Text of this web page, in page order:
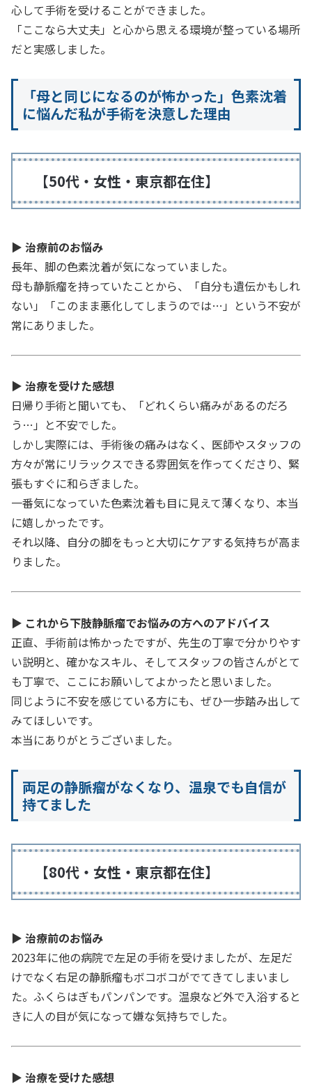
心して手術を受けることができました。
「ここなら大丈夫」と心から思える環境が整っている場所
だと実感しました。
「母と同じになるのが怖かった」色素沈着
に悩んだ私が手術を決意した理由
【50代・女性・東京都在住】
▶ 治療前のお悩み
長年、脚の色素沈着が気になっていました。
母も静脈瘤を持っていたことから、「自分も遺伝かもしれ
ない」「このまま悪化してしまうのでは…」という不安が
常にありました。
▶ 治療を受けた感想
日帰り手術と聞いても、「どれくらい痛みがあるのだろ
う…」と不安でした。
しかし実際には、手術後の痛みはなく、医師やスタッフの
方々が常にリラックスできる雰囲気を作ってくださり、緊
張もすぐに和らぎました。
一番気になっていた色素沈着も目に見えて薄くなり、本当
に嬉しかったです。
それ以降、自分の脚をもっと大切にケアする気持ちが高ま
りました。
▶ これから下肢静脈瘤でお悩みの方へのアドバイス
正直、手術前は怖かったですが、先生の丁寧で分かりやす
い説明と、確かなスキル、そしてスタッフの皆さんがとて
も丁寧で、ここにお願いしてよかったと思いました。
同じように不安を感じている方にも、ぜひ一歩踏み出して
みてほしいです。
本当にありがとうございました。
両足の静脈瘤がなくなり、温泉でも自信が
持てました
【80代・女性・東京都在住】
▶ 治療前のお悩み
2023年に他の病院で左足の手術を受けましたが、左足だ
けでなく右足の静脈瘤もボコボコがでてきてしまいまし
た。ふくらはぎもパンパンです。温泉など外で入浴すると
きに人の目が気になって嫌な気持ちでした。
▶ 治療を受けた感想